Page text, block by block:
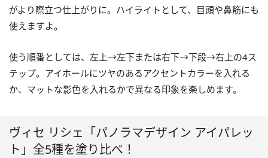
がより際立つ仕上がりに。ハイライトとして、目頭や鼻筋にも
使えますよ。
使う順番としては、左上→左下または右下→下段→右上の4ス
テップ。アイホールにツヤのあるアクセントカラーを入れる
か、マットな影色を入れるかで異なる印象を楽しめます。
ヴィセ リシェ「パノラマデザイン アイパレッ
ト」全5種を塗り比べ！